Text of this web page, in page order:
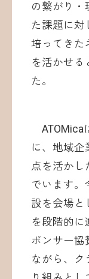
の繋がり・
た課題に対
培ってきた
を活かせる
た。
ATOMica
に、地域企
点を活かし
でいます。
設を会場と
を段階的に
ポンサー協
ながら、ク